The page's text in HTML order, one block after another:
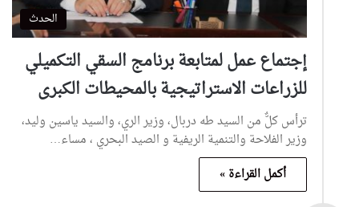
الحدث
إجتماع عمل لمتابعة برنامج السقي التكميلي
للزراعات الاستراتيجية بالمحيطات الكبرى
ترأس كلٌّ من السيد طه دربال، وزير الري، والسيد ياسين وليد،
وزير الفلاحة والتنمية الريفية و الصيد البحري ، مساء…
أكمل القراءة »